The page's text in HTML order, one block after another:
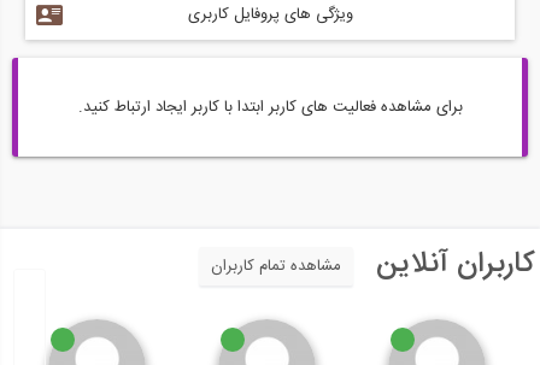
ویژگی های پروفایل کاربری
برای مشاهده فعالیت های کاربر ابتدا با کاربر ایجاد ارتباط کنید.
کاربران آنلاین مشاهده تمام کاربران